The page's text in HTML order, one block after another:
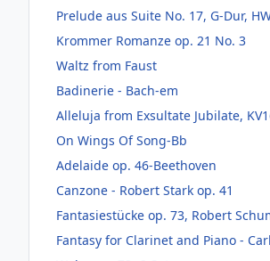
Prelude aus Suite No. 17, G-Dur,
Krommer Romanze op. 21 No. 3
Waltz from Faust
Badinerie - Bach-em
Alleluja from Exsultate Jubilate,
On Wings Of Song-Bb
Adelaide op. 46-Beethoven
Canzone - Robert Stark op. 41
Fantasiestücke op. 73, Robert
Fantasy for Clarinet and Piano -